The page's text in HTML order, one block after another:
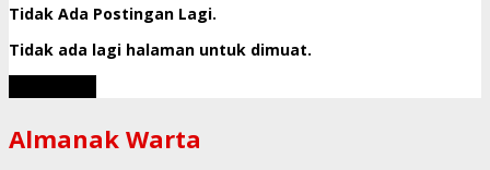
Tidak Ada Postingan Lagi.
Tidak ada lagi halaman untuk dimuat.
Almanak Warta